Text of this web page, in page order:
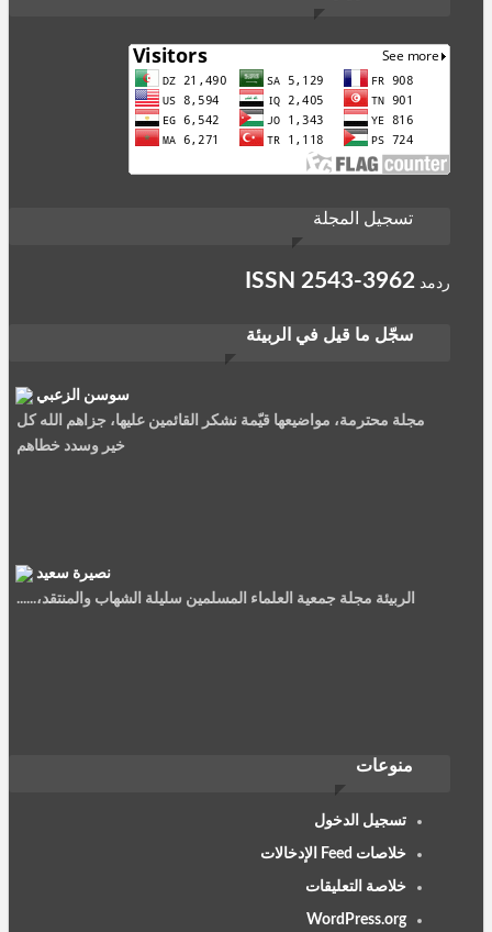
تسجيل المجلة
ردمد ISSN 2543-3962
سجّل ما قيل في الربيئة
سوسن الزعبي
مجلة محترمة، مواضيعها قيّمة نشكر القائمين عليها، جزاهم الله كل
خير وسدد خطاهم
الربيئة مجلة جمعية العلماء المسلمين سليلة الشهاب والمنتقد،......
منوعات
تسجيل الدخول
خلاصات Feed الإدخالات
خلاصة التعليقات
WordPress.org